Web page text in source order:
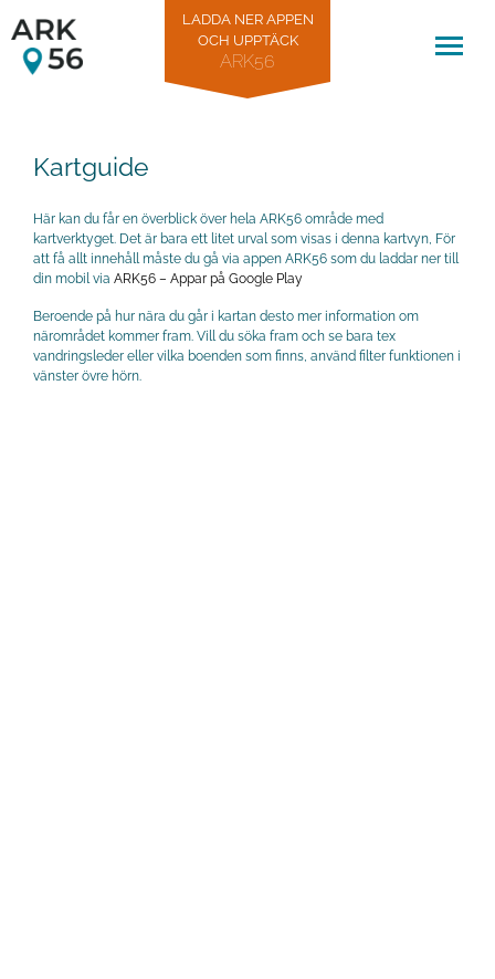
Gå till huvudinnehåll
LADDA NER APPEN
OCH UPPTÄCK
ARK56
Kartguide
Här kan du får en överblick över hela ARK56 område med
kartverktyget. Det är bara ett litet urval som visas i denna kartvyn, För
att få allt innehåll måste du gå via appen ARK56 som du laddar ner till
din mobil via ARK56 – Appar på Google Play
Beroende på hur nära du går i kartan desto mer information om
närområdet kommer fram. Vill du söka fram och se bara tex
vandringsleder eller vilka boenden som finns, använd filter funktionen i
vänster övre hörn.